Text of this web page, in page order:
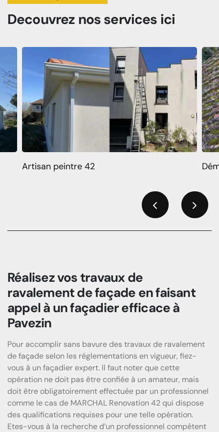
Decouvrez nos services ici
Artisan peintre 42
Réalisez vos travaux de
ravalement de façade en faisant
appel à un façadier efficace à
Pavezin
Pour accomplir sans bavure des travaux de ravalement
de façade selon les réglementations en vigueur, fiez-
vous à un façadier expert. Il faut noter que cette
opération ne doit pas être confiée à un amateur, mais
doit être obligatoirement effectuée par un professionnel
comme le cas de MARCHAL Renovation 42 qui dispose
des qualifications requises pour une telle opération.
Etes-vous à la recherche d’un professionnel compétent